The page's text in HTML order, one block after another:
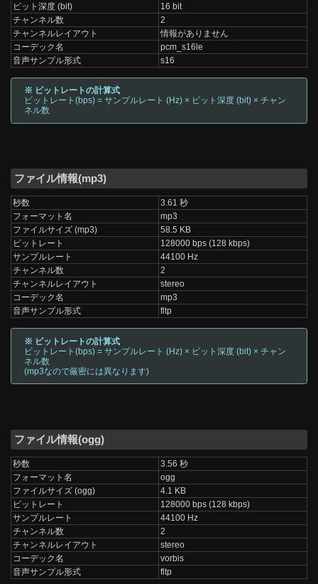
ビット深度 (bit)
16 bit
チャンネル数
2
チャンネルレイアウト
情報がありません
コーデック名
pcm_s16le
音声サンプル形式
s16
※ ビットレートの計算式
ビットレート(bps) = サンプルレート (Hz) × ビット深度 (bit) × チャン
ネル数
ファイル情報(mp3)
秒数
3.61 秒
フォーマット名
mp3
ファイルサイズ (mp3)
58.5 KB
ビットレート
128000 bps (128 kbps)
サンプルレート
44100 Hz
チャンネル数
2
チャンネルレイアウト
stereo
コーデック名
mp3
音声サンプル形式
fltp
※ ビットレートの計算式
ビットレート(bps) = サンプルレート (Hz) × ビット深度 (bit) × チャン
ネル数
(mp3なので厳密には異なります)
ファイル情報(ogg)
秒数
3.56 秒
フォーマット名
ogg
ファイルサイズ (ogg)
4.1 KB
ビットレート
128000 bps (128 kbps)
サンプルレート
44100 Hz
チャンネル数
2
チャンネルレイアウト
stereo
コーデック名
vorbis
音声サンプル形式
fltp